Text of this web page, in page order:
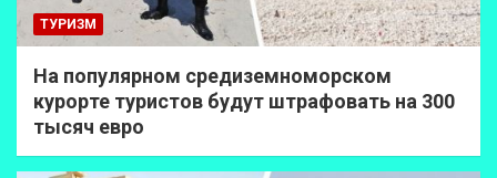
ТУРИЗМ
На популярном средиземноморском
курорте туристов будут штрафовать на 300
тысяч евро